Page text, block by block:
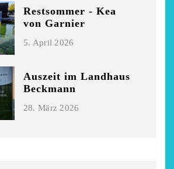
Restsommer - Kea
von Garnier
5. April 2026
Auszeit im Landhaus
Beckmann
28. März 2026